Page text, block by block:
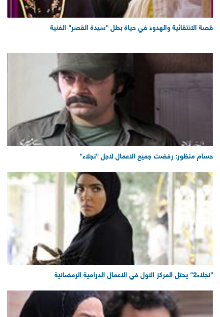
قصة الانتقائية والهدوء في حياة بطل "سيدة القصر" الفنية
"نجلاء2" يحتل المركز الاول في الاعمال الدرامية الرمضانية
حسام منظور: رفضت جميع الاعمال لاجل "نجلاء"